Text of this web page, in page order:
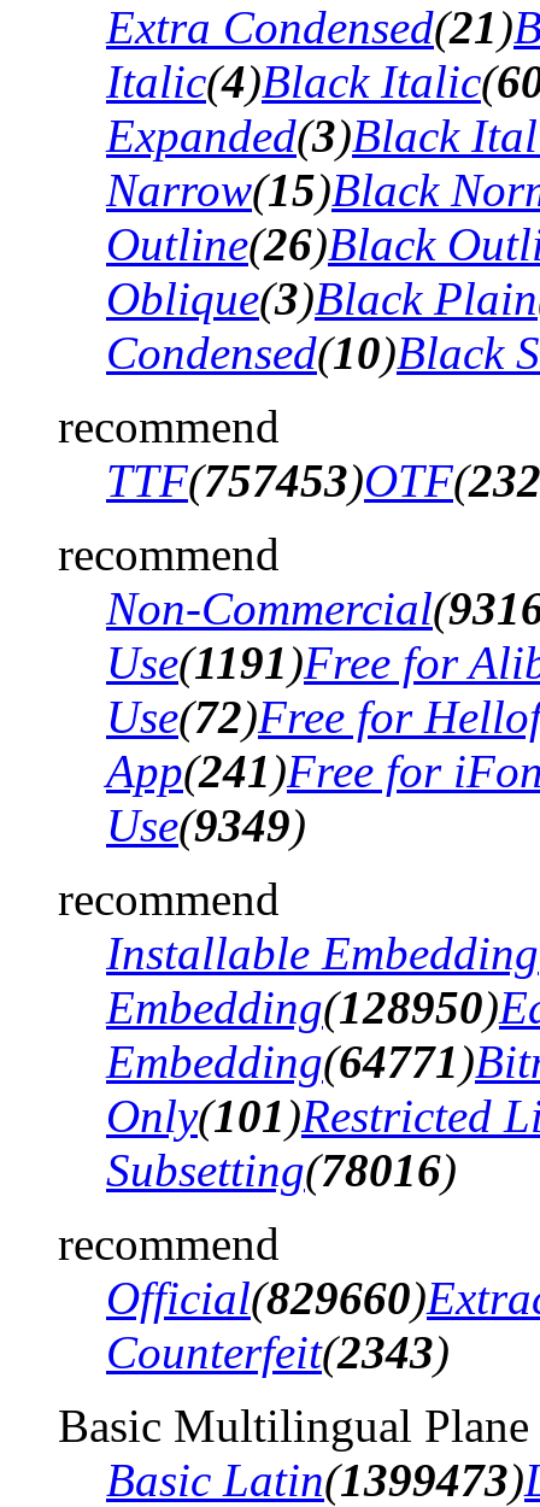
Extra Condensed(21)
Italic(4)Black Italic(
Expanded(3)Black
Narrow(15)Black
Outline(26)Black
Oblique(3)Black Plain
Condensed(10)Black
recommend
TTF(757453)OTF(
recommend
Non-Commercial(
Use(1191)Free for
Use(72)Free for
App(241)Free for
Use(9349)
recommend
Installable Embedding
Embedding(128950)
Embedding(64771)
Only(101)Restricted
Subsetting(78016)
recommend
Official(829660)
Counterfeit(2343)
Basic Multilingual Plane
Basic Latin(1399473)